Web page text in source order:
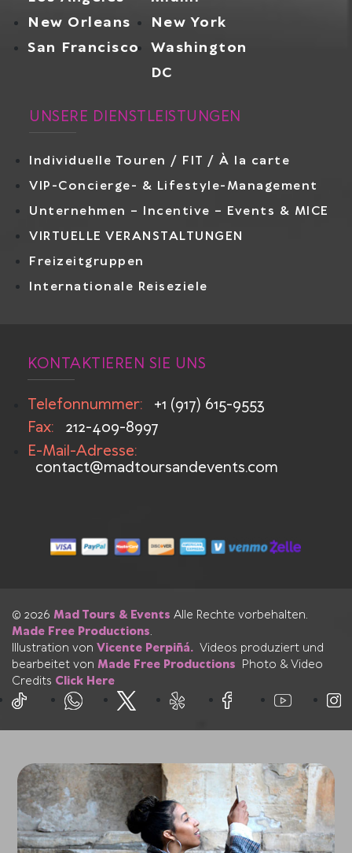
New Orleans
New York
San Francisco Washington
DC
UNSERE DIENSTLEISTUNGEN
Individuelle Touren / FIT / À la carte
VIP-Concierge- & Lifestyle-Management
Unternehmen – Incentive – Events & MICE
VIRTUELLE VERANSTALTUNGEN
Freizeitgruppen
Internationale Reiseziele
KONTAKTIEREN SIE UNS
Telefonnummer:
+1 (917) 615-9553
Fax:
212-409-8997
E-Mail-Adresse:
contact@madtoursandevents.com
© 2026 Mad Tours & Events Alle Rechte vorbehalten.
Made Free Productions.
Illustration von Vicente Perpiñá. Videos produziert und
bearbeitet von Made Free Productions Photo & Video
Credits Click Here